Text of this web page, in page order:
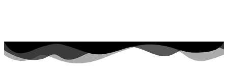
Halloween y otoño